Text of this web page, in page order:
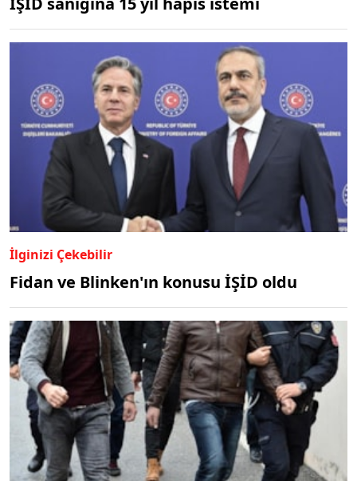
İlginizi Çekebilir
Fidan ve Blinken'ın konusu İŞİD oldu